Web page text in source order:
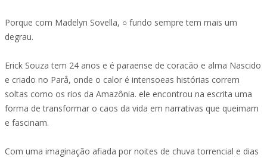
Porque com Madelyn Sovella, ○ fundo sempre tem mais um
degrau.
Erick Souza tem 24 anos e é paraense de coracão e alma Nascido
e criado no Parå, onde o calor é intensoeas histórias correm
soltas como os rios da Amazônia. ele encontrou na escrita uma
forma de transformar o caos da vida em narrativas que queimam
e fascinam.
Com uma imaginação afiada por noites de chuva torrencial e dias